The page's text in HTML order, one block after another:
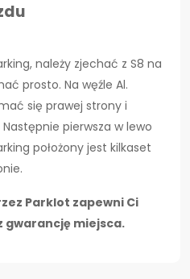
należy zjechać z S8 na
prosto. Na węźle Al.
się prawej strony i
pierwsza w lewo
położony jest kilkaset
Parklot zapewni Ci
gwarancję miejsca.